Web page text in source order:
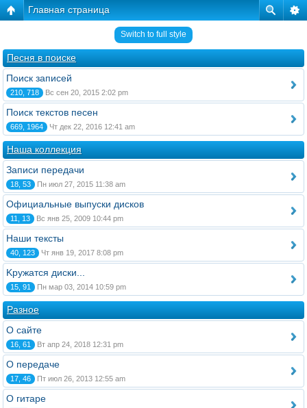
Главная страница
Switch to full style
Песня в поиске
Поиск записей
210, 718 Вс сен 20, 2015 2:02 pm
Поиск текстов песен
669, 1964 Чт дек 22, 2016 12:41 am
Наша коллекция
Записи передачи
18, 53 Пн июл 27, 2015 11:38 am
Официальные выпуски дисков
11, 13 Вс янв 25, 2009 10:44 pm
Наши тексты
40, 123 Чт янв 19, 2017 8:08 pm
Kружатся диски...
15, 91 Пн мар 03, 2014 10:59 pm
Разное
О сайте
16, 61 Вт апр 24, 2018 12:31 pm
О передаче
17, 46 Пт июл 26, 2013 12:55 am
О гитаре